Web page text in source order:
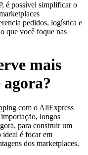
é possível simplificar o
pedidos, logística e
que você foque nas
mais
com o AliExpress
longos
para construir um
ideal é focar em
dos marketplaces.